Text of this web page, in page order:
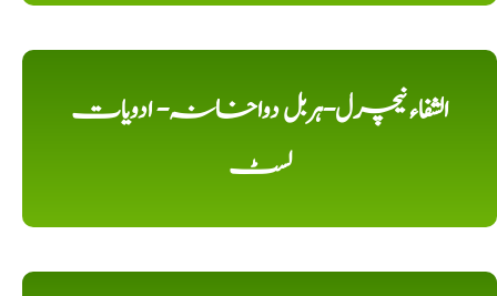
الشفاء نیچرل-ہربل دواخانہ- ادویات
لسٹ